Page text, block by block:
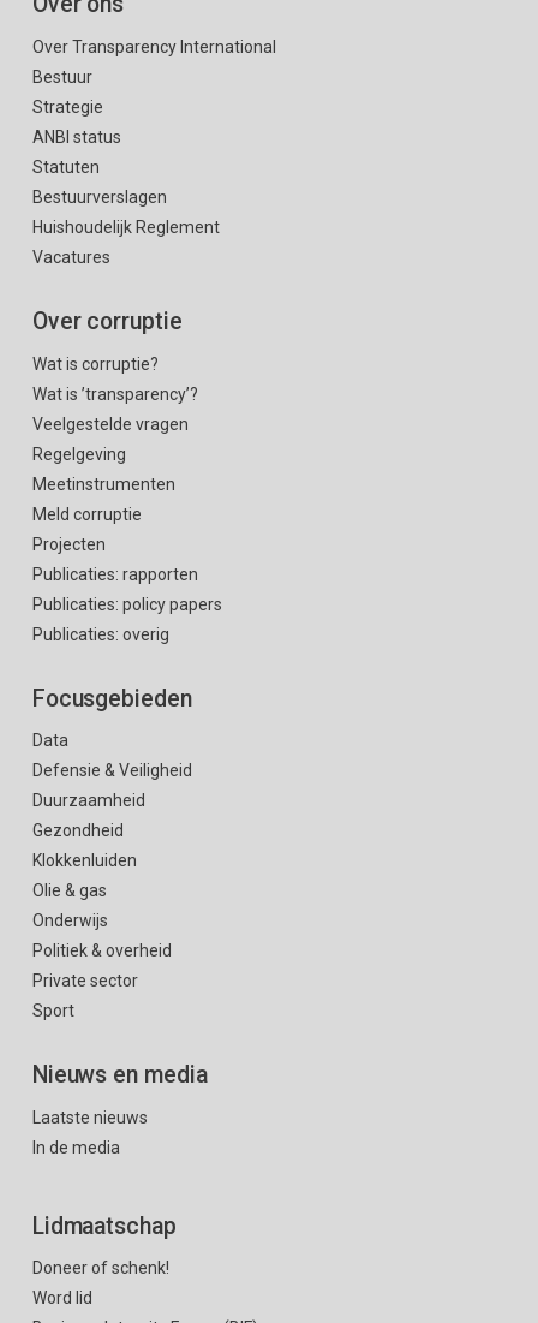
Over Transparency International
Bestuur
Strategie
ANBI status
Statuten
Bestuurverslagen
Huishoudelijk Reglement
Vacatures
Over corruptie
Wat is corruptie?
Wat is ’transparency’?
Veelgestelde vragen
Regelgeving
Meetinstrumenten
Meld corruptie
Projecten
Publicaties: rapporten
Publicaties: policy papers
Publicaties: overig
Focusgebieden
Data
Defensie & Veiligheid
Duurzaamheid
Gezondheid
Klokkenluiden
Olie & gas
Onderwijs
Politiek & overheid
Private sector
Sport
Nieuws en media
Laatste nieuws
In de media
Lidmaatschap
Doneer of schenk!
Word lid